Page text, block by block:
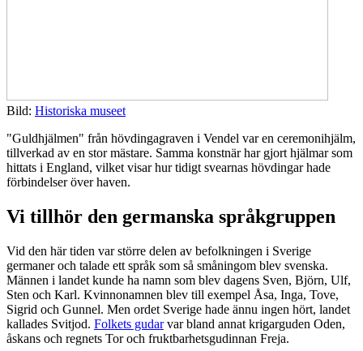
Bild: Historiska museet
"Guldhjälmen" från hövdingagraven i Vendel var en ceremonihjälm,
tillverkad av en stor mästare. Samma konstnär har gjort hjälmar som
hittats i England, vilket visar hur tidigt svearnas hövdingar hade
förbindelser över haven.
Vi tillhör den germanska språkgruppen
Vid den här tiden var större delen av befolkningen i Sverige
germaner och talade ett språk som så småningom blev svenska.
Männen i landet kunde ha namn som blev dagens Sven, Björn, Ulf,
Sten och Karl. Kvinnonamnen blev till exempel Åsa, Inga, Tove,
Sigrid och Gunnel. Men ordet Sverige hade ännu ingen hört, landet
kallades Svitjod. Folkets gudarvar bland annat krigarguden Oden,
åskans och regnets Tor och fruktbarhetsgudinnan Freja.